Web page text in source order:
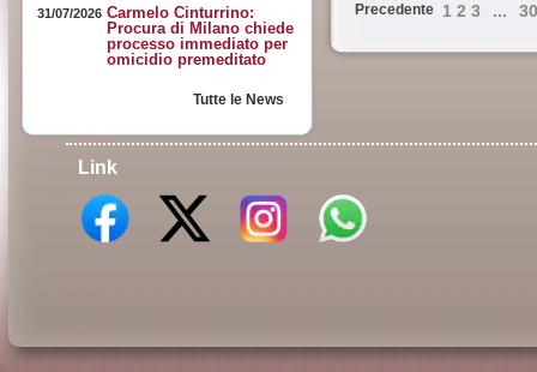
31/07/2026 Carmelo Cinturrino:
Procura di Milano chiede
processo immediato per
omicidio premeditato
Tutte le News
Precedente 1 2 3 ... 30
Link